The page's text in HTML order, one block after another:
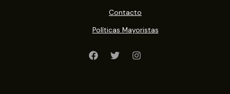
Contacto
Políticas Mayoristas